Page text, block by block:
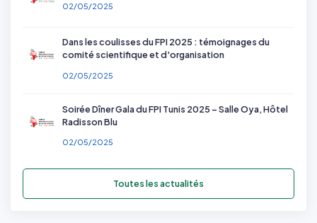
02/05/2025
Dans les coulisses du FPI 2025 : témoignages du
comité scientifique et d'organisation
02/05/2025
Soirée Dîner Gala du FPI Tunis 2025 – Salle Oya, Hôtel
Radisson Blu
02/05/2025
Toutes les actualités